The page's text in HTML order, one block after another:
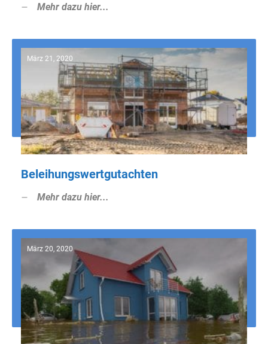
Mehr dazu hier...
März 21, 2020
Beleihungswertgutachten
Mehr dazu hier...
März 20, 2020